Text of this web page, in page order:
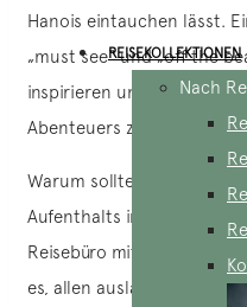
REISEKOLLEKTIONEN
Nach
Hanois eintauchen lässt.
„must see“ und „off the
inspirieren und Ihnen bei
Abenteuers zu helfen!
Warum sollten Sie uns die
Aufenthalts in Hanoi
Reisebüro mit einer
es, allen ausländischen